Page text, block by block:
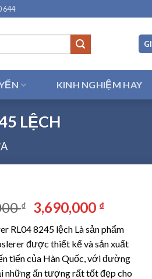
644
KINH NGHIỆM HAY
LỆCH
₫
Giá
gốc
là:
6,680,000 ₫.
3,690,000 ₫Giá
tại
là:
RL04 8245 lệch Là sản phẩm
được thiết kế và sản xuất
tiến của Hàn Quốc, với đường
những ấn tượng rất tốt đẹp cho